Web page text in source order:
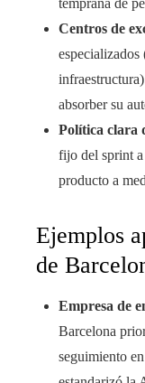
temprana de
Centros de
especializados
absorber su
Política clara
fijo del sprint a
producto a
Ejemplos
de
Empresa de
Barcelona
seguimiento